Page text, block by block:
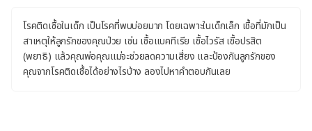
โรคติดเชื้อในเด็ก เป็นโรคที่พบบ่อยมาก โดยเฉพาะในเด็กเล็ก เชื้อที่มักเป็น
สาเหตุให้ลูกรักของคุณป่วย เช่น เชื้อแบคทีเรีย เชื้อไวรัส เชื้อปรสิต
(พยาธิ) แล้วคุณพ่อคุณแม่จะช่วยลดความเสี่ยง และป้องกันลูกรักของ
คุณจากโรคติดเชื้อได้อย่างไรบ้าง ลองไปหาคำตอบกันเลย